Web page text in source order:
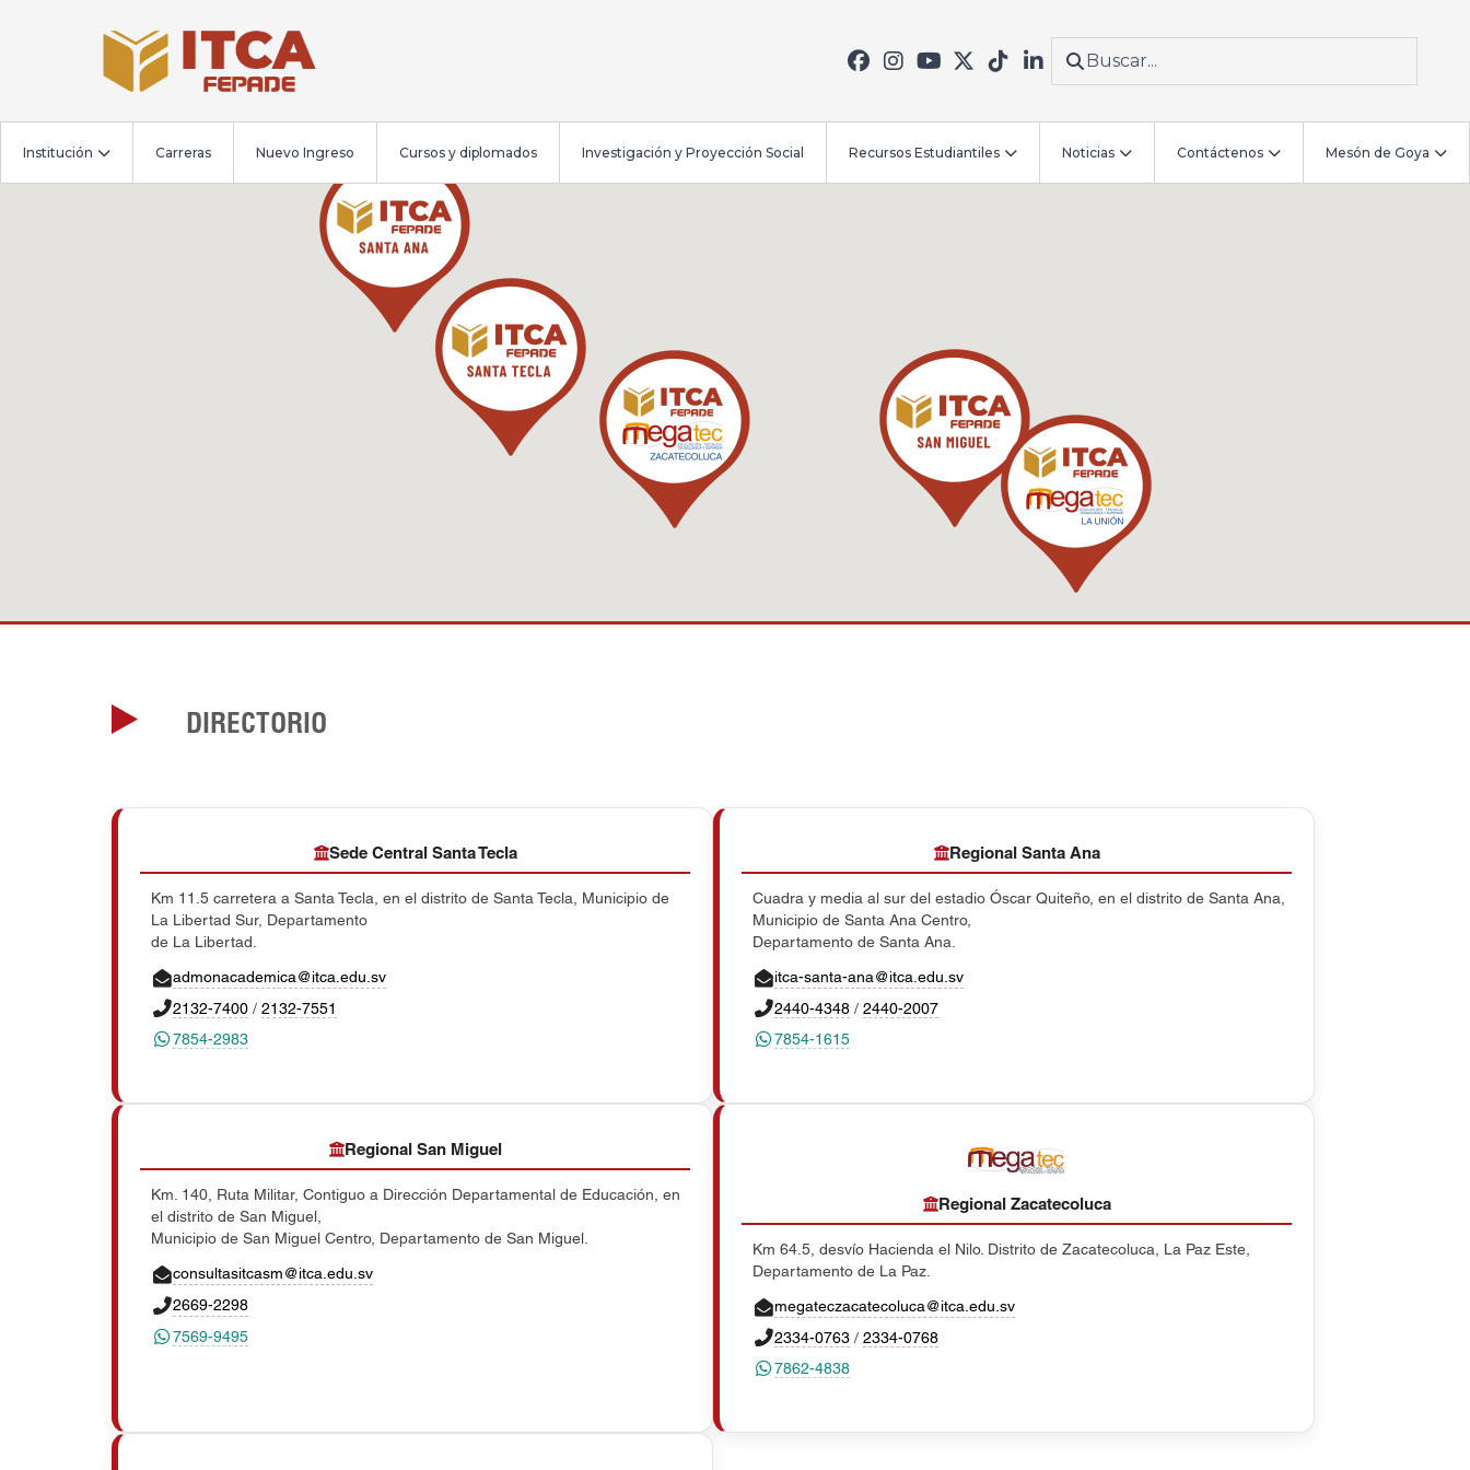
Institución Carreras Nuevo Ingreso Cursos y diplomados Investigación y Proyección Social Recursos Estudiantiles Noticias Contáctenos Mesón de Goya
DIRECTORIO
Sede Central Santa Tecla
Km 11.5 carretera a Santa Tecla, en el distrito de Santa Tecla, Municipio de
La Libertad Sur, Departamento
de La Libertad.
admonacademica@itca.edu.sv
2132-7400 / 2132-7551
7854-2983
Regional Santa Ana
Cuadra y media al sur del estadio Óscar Quiteño, en el distrito de Santa Ana,
Municipio de Santa Ana Centro,
Departamento de Santa Ana.
itca-santa-ana@itca.edu.sv
2440-4348 / 2440-2007
7854-1615
Regional San Miguel
Km. 140, Ruta Militar, Contiguo a Dirección Departamental de Educación, en
el distrito de San Miguel,
Municipio de San Miguel Centro, Departamento de San Miguel.
consultasitcasm@itca.edu.sv
2669-2298
7569-9495
Regional Zacatecoluca
Km 64.5, desvío Hacienda el Nilo. Distrito de Zacatecoluca, La Paz Este,
Departamento de La Paz.
megateczacatecoluca@itca.edu.sv
2334-0763 / 2334-0768
7862-4838